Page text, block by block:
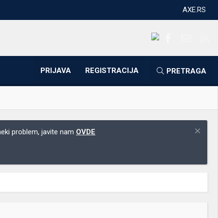
AXE.RS
PRIJAVA REGISTRACIJA PRETRAGA
problem, javite nam OVDE